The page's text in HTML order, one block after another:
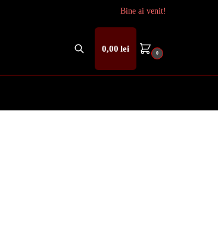
Bine ai venit!
0,00lei 0